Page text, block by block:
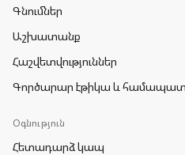
Գնումներ
Աշխատանք
Հաշվետվություններ
Գործարար էթիկա և
Օգնություն
Հետադարձ կապ